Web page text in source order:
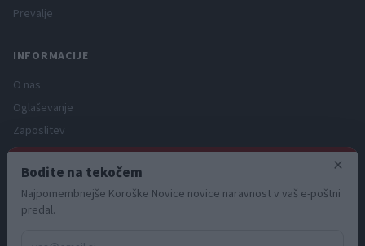
Prevalje
INFORMACIJE
O nas
Oglaševanje
Zaposlitev
Pravno obvestilo
Zasebnost in piškotki
Storitve
×
Bodite na tekočem
Najpomembnejše Koroške Novice novice naravnost v vaš e-poštni
predal.